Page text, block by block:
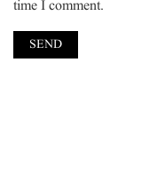
time I comment.